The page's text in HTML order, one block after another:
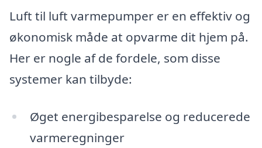
Luft til luft varmepumper er en effektiv og
økonomisk måde at opvarme dit hjem på.
Her er nogle af de fordele, som disse
systemer kan tilbyde:
Øget energibesparelse og reducerede
varmeregninger